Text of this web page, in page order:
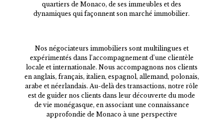
quartiers de Monaco, de ses immeubles et des
dynamiques qui façonnent son marché immobilier.
Nos négociateurs immobiliers sont multilingues et
expérimentés dans l’accompagnement d’une clientèle
locale et internationale. Nous accompagnons nos clients
en anglais, français, italien, espagnol, allemand, polonais,
arabe et néerlandais. Au-delà des transactions, notre rôle
est de guider nos clients dans leur découverte du mode
de vie monégasque, en associant une connaissance
approfondie de Monaco à une perspective